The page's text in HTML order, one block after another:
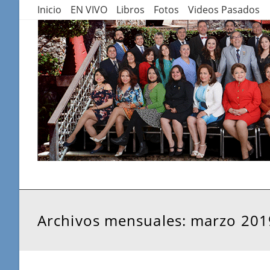
contenido
Inicio EN VIVO Libros Fotos Videos Pasados
Archivos mensuales: marzo